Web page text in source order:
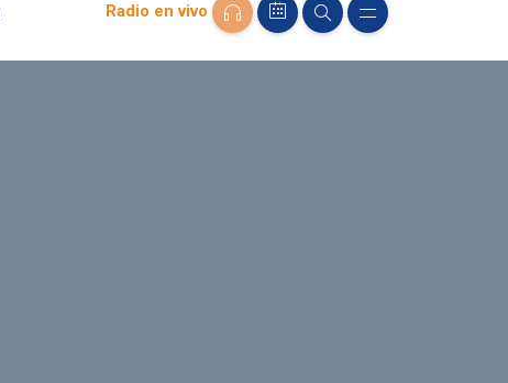
Radio en vivo